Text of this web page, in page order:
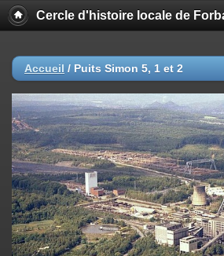
Cercle d'histoire locale de
Accueil / Puits Simon 5, 1 et 2